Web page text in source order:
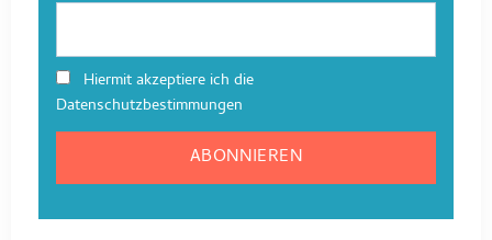
Hiermit akzeptiere ich die
Datenschutzbestimmungen